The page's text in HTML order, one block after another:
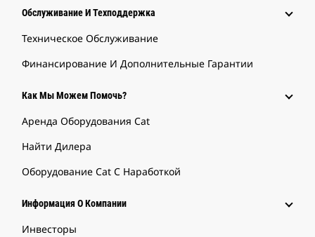
Обслуживание И Техподдержка
Техническое Обслуживание
Финансирование И Дополнительные Гарантии
Как Мы Можем Помочь?
Аренда Оборудования Cat
Найти Дилера
Оборудование Cat С Наработкой
Информация О Компании
Инвесторы